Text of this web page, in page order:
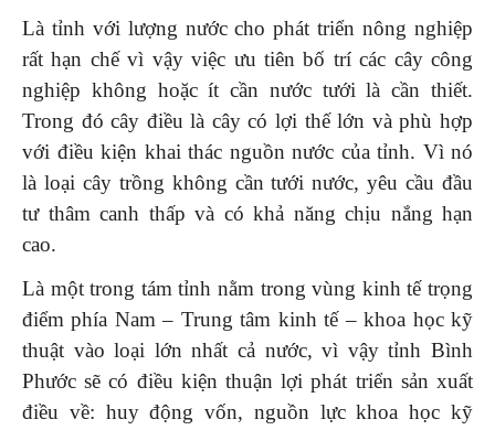
Là tỉnh với lượng nước cho phát triển nông nghiệp
rất hạn chế vì vậy việc ưu tiên bố trí các cây công
nghiệp không hoặc ít cần nước tưới là cần thiết.
Trong đó cây điều là cây có lợi thế lớn và phù hợp
với điều kiện khai thác nguồn nước của tỉnh. Vì nó
là loại cây trồng không cần tưới nước, yêu cầu đầu
tư thâm canh thấp và có khả năng chịu nắng hạn
cao.
Là một trong tám tỉnh nằm trong vùng kinh tế trọng
điểm phía Nam – Trung tâm kinh tế – khoa học kỹ
thuật vào loại lớn nhất cả nước, vì vậy tỉnh Bình
Phước sẽ có điều kiện thuận lợi phát triển sản xuất
điều về: huy động vốn, nguồn lực khoa học kỹ